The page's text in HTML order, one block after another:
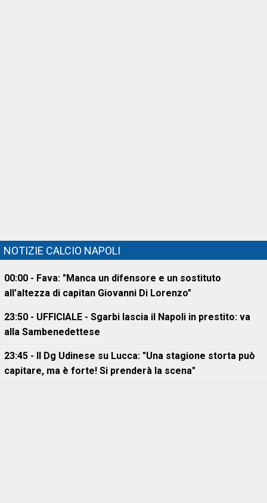
NOTIZIE CALCIO NAPOLI
00:00 - Fava: "Manca un difensore e un sostituto
all’altezza di capitan Giovanni Di Lorenzo"
23:50 - UFFICIALE - Sgarbi lascia il Napoli in prestito: va
alla Sambenedettese
23:45 - Il Dg Udinese su Lucca: "Una stagione storta può
capitare, ma è forte! Si prenderà la scena"